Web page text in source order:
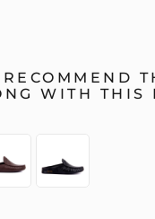
WITH THIS